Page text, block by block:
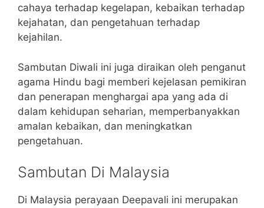
cahaya terhadap kegelapan, kebaikan terhadap
kejahatan, dan pengetahuan terhadap
kejahilan.
Sambutan Diwali ini juga diraikan oleh penganut
agama Hindu bagi memberi kejelasan pemikiran
dan penerapan menghargai apa yang ada di
dalam kehidupan seharian, memperbanyakkan
amalan kebaikan, dan meningkatkan
pengetahuan.
Sambutan Di Malaysia
Di Malaysia perayaan Deepavali ini merupakan